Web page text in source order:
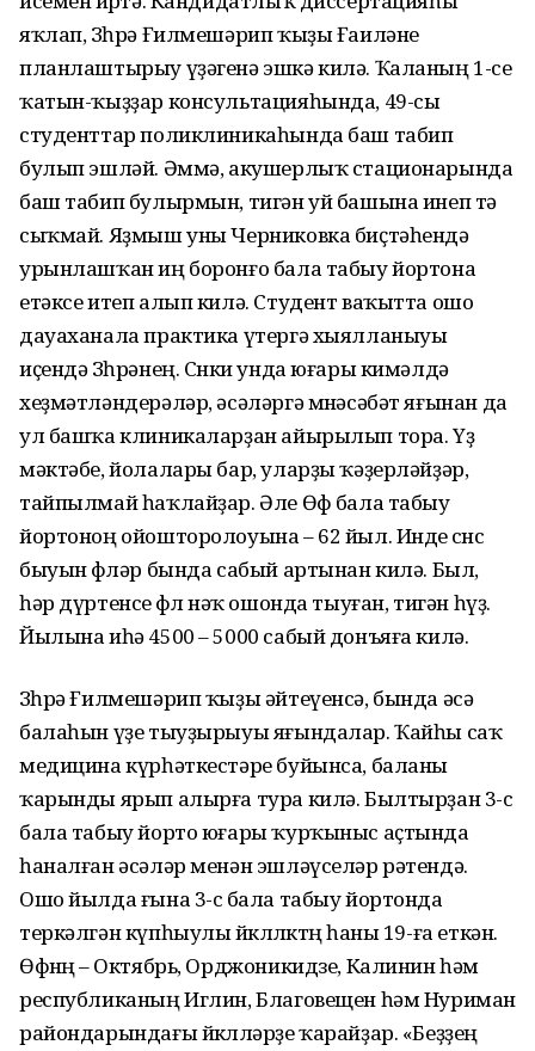
яҡлап, Зөһрә Ғилмешәрип ҡыҙы Ғаиләне
планлаштырыу үҙәгенә эшкә килә. Ҡаланың 1-се
ҡатын-ҡыҙҙар консультацияһында, 49-cы
студенттар поликлиникаһында баш табип
булып эшләй. Әммә, акушерлыҡ стационарында
баш табип булырмын, тигән уй башына инеп тә
сыҡмай. Яҙмыш уны Черниковка биҫтәһендә
урынлашҡан иң боронғо бала табыу йортона
етәксе итеп алып килә. Студент ваҡытта ошо
дауаханала практика үтергә хыялланыуы
иҫендә Зөһрәнең. Сөнки унда юғары кимәлдә
хеҙмәтләндерәләр, әсәләргә мөнәсәбәт яғынан да
ул башҡа клиникаларҙан айырылып тора. Үҙ
мәктәбе, йолалары бар, уларҙы ҡәҙерләйҙәр,
тайпылмай һаҡлайҙар. Әле Өфө бала табыу
йортоноң ойошторолоуына – 62 йыл. Инде өсөнсө
быуын өфөләр бында сабый артынан килә. Был,
һәр дүртенсе өфөлө нәҡ ошонда тыуған, тигән һүҙ.
Йылына иһә 4500 – 5000 сабый донъяға килә.
Зөһрә Ғилмешәрип ҡыҙы әйтеүенсә, бында әсә
балаһын үҙе тыуҙырыуы яғындалар. Ҡайһы саҡ
медицина күрһәткестәре буйынса, баланы
ҡарынды ярып алырға тура килә. Былтырҙан 3-cө
бала табыу йорто юғары ҡурҡыныс аҫтында
һаналған әсәләр менән эшләүселәр рәтендә.
Ошо йылда ғына 3-cө бала табыу йортонда
теркәлгән күпһыулы йөклөлөктөң һаны 19-ға еткән.
Өфөнөң – Октябрь, Орджоникидзе, Калинин һәм
республиканың Иглин, Благовещен һәм Нуриман
райондарындағы йөклөләрҙе ҡарайҙар. «Беҙҙең